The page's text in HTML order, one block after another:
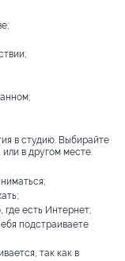
в студию. Выбирайте
в другом месте.
где есть Интернет;
подстраиваете
так как в